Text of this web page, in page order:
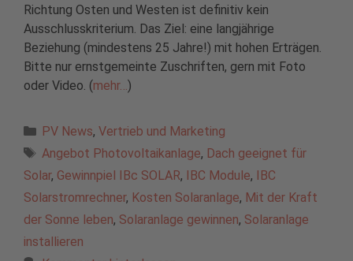
Richtung Osten und Westen ist definitiv kein
Ausschlusskriterium. Das Ziel: eine langjährige
Beziehung (mindestens 25 Jahre!) mit hohen Erträgen.
Bitte nur ernstgemeinte Zuschriften, gern mit Foto
oder Video. (mehr…)
Kategorien
PV News, Vertrieb und Marketing
Schlagwörter
Angebot Photovoltaikanlage, Dach geeignet für
Solar, Gewinnpiel IBc SOLAR, IBC Module,
IBC
Solarstromrechner, Kosten Solaranlage, Mit der Kraft
der Sonne leben, Solaranlage gewinnen, Solaranlage
installieren